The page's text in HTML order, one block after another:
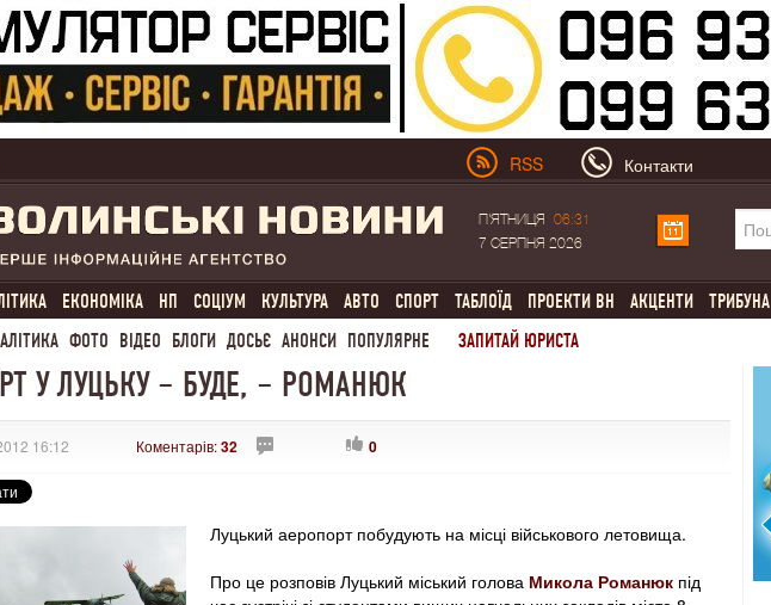
RSS Контакти
П'ЯТНИЦЯ
06:31
7 СЕРПНЯ 2026
ЕКОНОМІКА НП СОЦІУМ КУЛЬТУРА АВТО СПОРТ ТАБЛОЇД ПРОЕКТИ ВН АКЦЕНТИ ТРИБУНА
ФОТО ВІДЕО БЛОГИ ДОСЬЄ АНОНСИ ПОПУЛЯРНЕ ЗАПИТАЙ ЮРИСТА
У ЛУЦЬКУ – БУДЕ, – РОМАНЮК
16:12 Коментарів:32 0
Луцький аеропорт побудують на місці військового летовища.
Про це розповів Луцький міський голова Микола Романюк під